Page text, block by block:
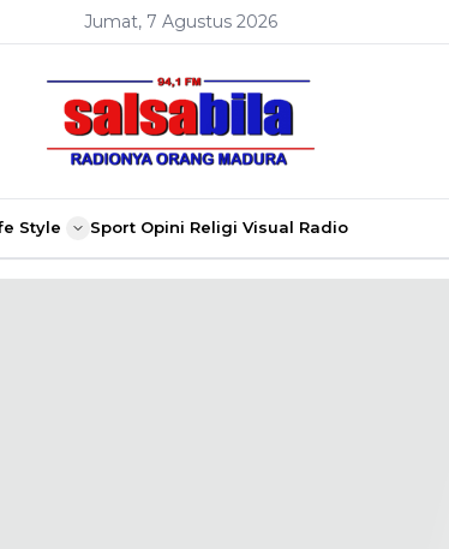
Jumat, 7 Agustus 2026
Style Sport Opini Religi Visual Radio